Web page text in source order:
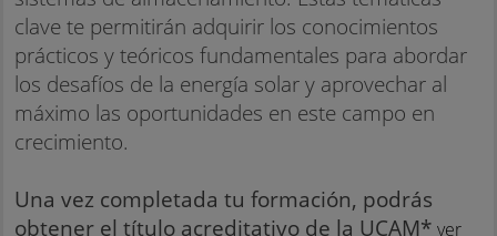
clave te permitirán adquirir los conocimientos
prácticos y teóricos fundamentales para abordar
los desafíos de la energía solar y aprovechar al
máximo las oportunidades en este campo en
crecimiento.
Una vez completada tu formación, podrás
obtener el título acreditativo de la UCAM* ver